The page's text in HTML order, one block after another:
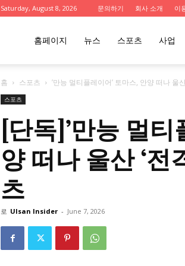
Saturday, August 8, 2026 문의하기 회사 소개 이
산
사
이
홈페이지 뉴스 스포츠 사업
홈 스포츠 ’만능 멀티플레이어’ 토마스, 안양 떠나 울
스포츠
[단독]’만능 멀티
양 떠나 울산 ‘전
츠
로 Ulsan Insider - June 7, 2026